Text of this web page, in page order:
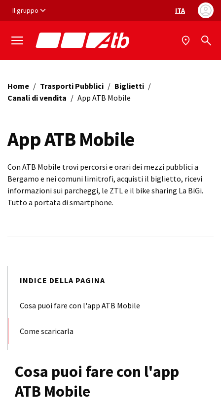
Vai ai contenuti
Vai al footer
Il gruppo Selezione
ITA
Home / Trasporti Pubblici / Biglietti /
Canali di vendita / App ATB Mobile
App ATB Mobile
Con ATB Mobile trovi percorsi e orari dei mezzi pubblici a
Bergamo e nei comuni limitrofi, acquisti il biglietto, ricevi
informazioni sui parcheggi, le ZTL e il bike sharing La BiGi.
Tutto a portata di smartphone.
INDICE DELLA PAGINA
Cosa puoi fare con l'app ATB Mobile
Come scaricarla
Cosa puoi fare con l'app
ATB Mobile